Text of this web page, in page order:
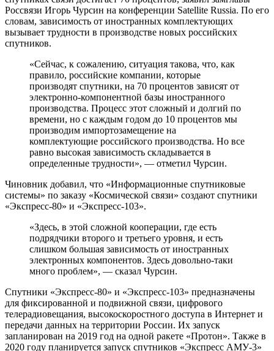
Россвязи Игорь Чурсин на конференции Satellite Russia. По его
словам, зависимость от иностранных комплектующих
вызывает трудности в производстве новых российских
спутников.
«Сейчас, к сожалению, ситуация такова, что, как
правило, российские компании, которые
производят спутники, на 70 процентов зависят от
электронно-компонентной базы иностранного
производства. Процесс этот сложный и долгий по
времени, но с каждым годом до 10 процентов мы
производим импортозамещение на
комплектующие российского производства. Но все
равно высокая зависимость складывается в
определенные трудности», — отметил Чурсин.
Чиновник добавил, что «Информационные спутниковые
системы» по заказу «Космической связи» создают спутники
«Экспресс-80» и «Экспресс-103».
«Здесь, в этой сложной кооперации, где есть
подрядчики второго и третьего уровня, и есть
слишком большая зависимость от иностранных
электронных компонентов. Здесь довольно-таки
много проблем», — сказал Чурсин.
Спутники «Экспресс-80» и «Экспресс-103» предназначены
для фиксированной и подвижной связи, цифрового
телерадиовещания, высокоскоростного доступа в Интернет и
передачи данных на территории России. Их запуск
запланирован на 2019 год на одной ракете «Протон». Также в
2020 году планируется запуск спутников «Экспресс АМУ-3»